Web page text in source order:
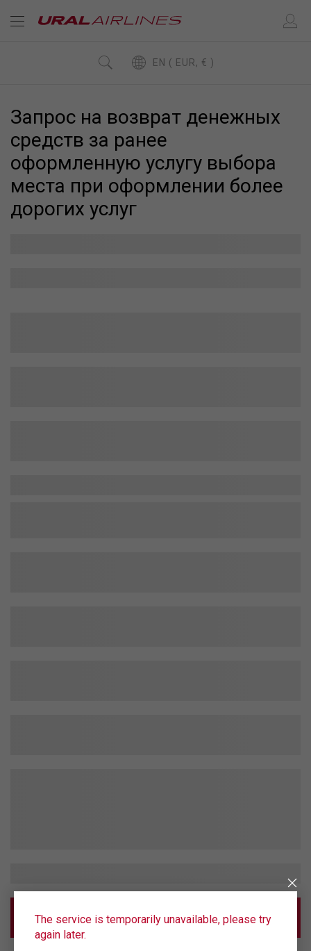
EN ( EUR, € )
Запрос на возврат денежных
средств за ранее
оформленную услугу выбора
места при оформлении более
дорогих услуг
The service is temporarily unavailable, please try
again later.